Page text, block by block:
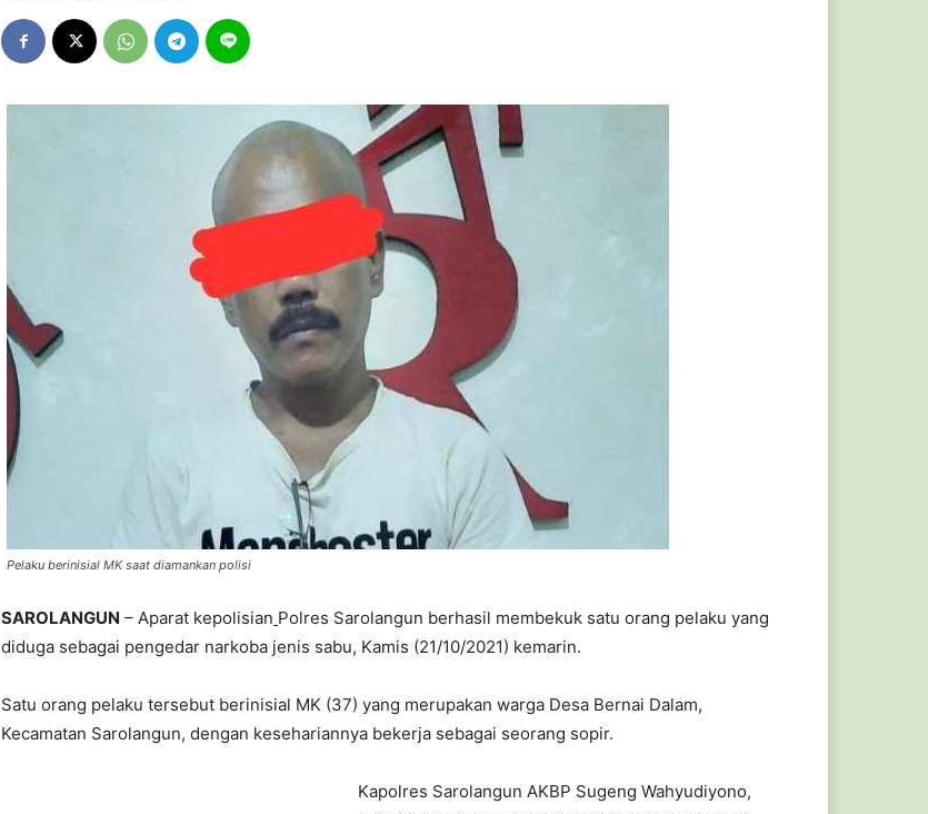
Pelaku berinisial MK saat diamankan polisi
SAROLANGUN – Aparat kepolisian Polres Sarolangun berhasil membekuk satu orang pelaku yang
diduga sebagai pengedar narkoba jenis sabu, Kamis (21/10/2021) kemarin.
Satu orang pelaku tersebut berinisial MK (37) yang merupakan warga Desa Bernai Dalam,
Kecamatan Sarolangun, dengan kesehariannya bekerja sebagai seorang sopir.
Kapolres Sarolangun AKBP Sugeng Wahyudiyono,